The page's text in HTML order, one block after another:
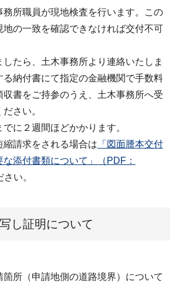
務所職員が現地検査を行います。この
地の一致を確認できなければ交付不可
たら、土木事務所より連絡いたしま
る納付書にて指定の金融機関で手数料
収書をご持参のうえ、土木事務所へ受
さい。
に２週間ほどかかります。
縮請求をされる場合は 「図面謄本交付
添付書類について」（PDF：
い。
し証明について
所（申請地側の道路境界）について